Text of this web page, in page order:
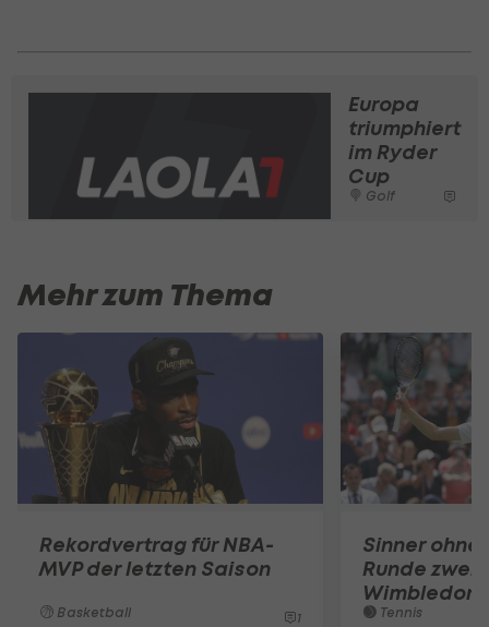
Europa
triumphiert
im Ryder
Cup
Golf
Mehr zum Thema
Rekordvertrag für NBA-
MVP der letzten Saison
Basketball 1
Sinner ohne
Runde zwei
Wimbledon
Tennis